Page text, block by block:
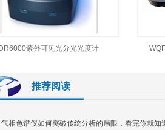
紫外可见光分光光度计
推荐阅读
气相色谱仪如何突破传统分析的局限，看完你就知